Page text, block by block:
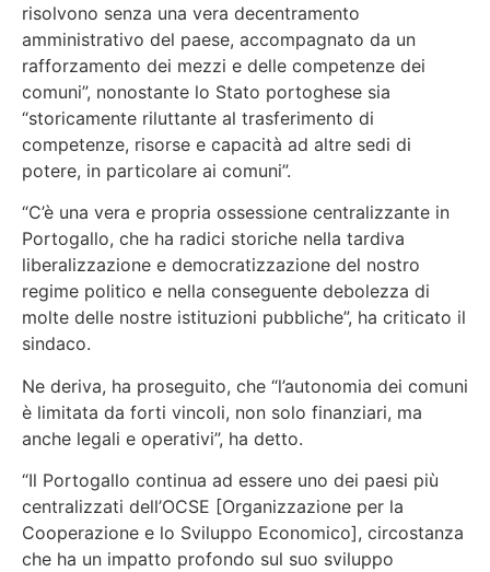
risolvono senza una vera decentramento
amministrativo del paese, accompagnato da un
rafforzamento dei mezzi e delle competenze dei
comuni”, nonostante lo Stato portoghese sia
“storicamente riluttante al trasferimento di
competenze, risorse e capacità ad altre sedi di
potere, in particolare ai comuni”.
“C’è una vera e propria ossessione centralizzante in
Portogallo, che ha radici storiche nella tardiva
liberalizzazione e democratizzazione del nostro
regime politico e nella conseguente debolezza di
molte delle nostre istituzioni pubbliche”, ha criticato il
sindaco.
Ne deriva, ha proseguito, che “l’autonomia dei comuni
è limitata da forti vincoli, non solo finanziari, ma
anche legali e operativi”, ha detto.
“Il Portogallo continua ad essere uno dei paesi più
centralizzati dell’OCSE [Organizzazione per la
Cooperazione e lo Sviluppo Economico], circostanza
che ha un impatto profondo sul suo sviluppo